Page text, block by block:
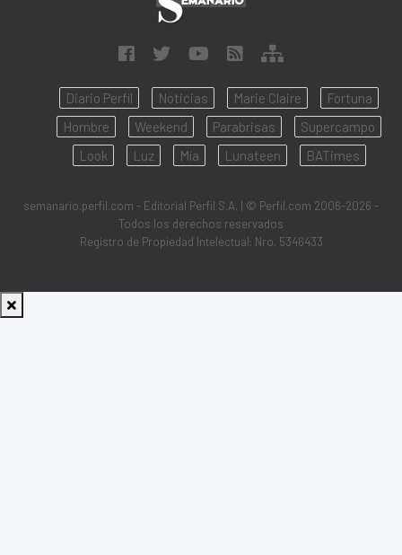
Diario Perfil Noticias Marie Claire
Fortuna
Hombre
Weekend Parabrisas
Supercampo
Look
Luz Mía Lunateen BATimes
semanario.perfil.com - Editorial Perfil S.A. | © Perfil.com 2006-2026 -
Todos los derechos reservados
Registro de Propiedad Intelectual: Nro. 5346433